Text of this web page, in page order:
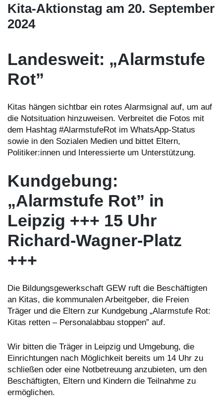
Kita-Aktionstag am 20. September
2024
Landesweit: „Alarmstufe
Rot”
Kitas hängen sichtbar ein rotes Alarmsignal auf, um auf
die Notsituation hinzuweisen. Verbreitet die Fotos mit
dem Hashtag #AlarmstufeRot im WhatsApp-Status
sowie in den Sozialen Medien und bittet Eltern,
Politiker:innen und Interessierte um Unterstützung.
Kundgebung:
„Alarmstufe Rot” in
Leipzig +++ 15 Uhr
Richard-Wagner-Platz
+++
Die Bildungsgewerkschaft GEW ruft die Beschäftigten
an Kitas, die kommunalen Arbeitgeber, die Freien
Träger und die Eltern zur Kundgebung „Alarmstufe Rot:
Kitas retten – Personalabbau stoppen” auf.
Wir bitten die Träger in Leipzig und Umgebung, die
Einrichtungen nach Möglichkeit bereits um 14 Uhr zu
schließen oder eine Notbetreuung anzubieten, um den
Beschäftigten, Eltern und Kindern die Teilnahme zu
ermöglichen.